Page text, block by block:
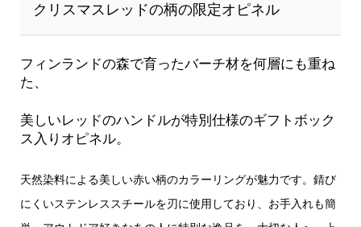
クリスマスレッドの柄の限定オピネル
フィンランドの森で育ったバーチ材を何層にも重ね
た、
美しいレッドのハンドルが特別仕様のギフトボック
ス入りオピネル。
天然染料による美しい赤い柄のカラーリングが魅力です。錆び
にくいステンレススチールを刃に使用しており、お手入れも簡